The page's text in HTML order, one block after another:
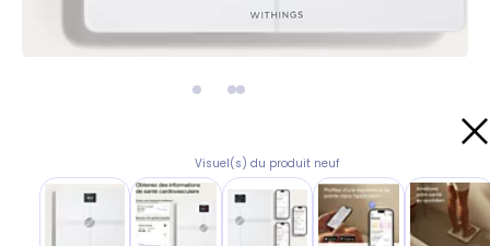
Visuel(s) du produit neuf